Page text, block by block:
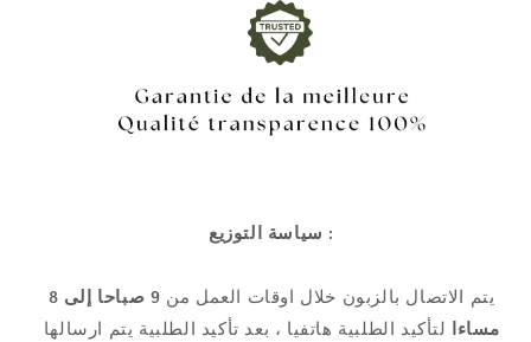
سياسة التوزيع :
يتم الاتصال بالزبون خلال اوقات العمل من
9 صباحا إلى 8
مساءا لتأكيد الطلبية هاتفيا ، بعد تأكيد الطلبية يتم ارسالها